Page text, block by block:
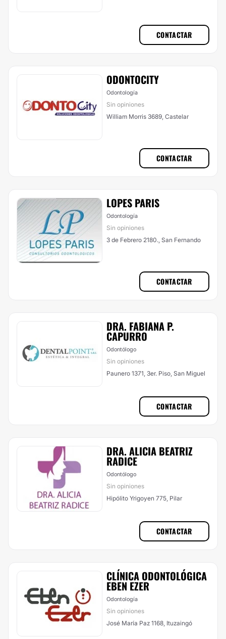
CONTACTAR
ODONTOCITY
Odontología
Sin opiniones
William Morris 3689, Castelar
CONTACTAR
LOPES PARIS
Odontología
Sin opiniones
3 de Febrero 2180., San Fernando
CONTACTAR
DRA. FABIANA P.
CAPURRO
Odontólogo
Sin opiniones
Paunero 1371, 3er. Piso, San Miguel
CONTACTAR
DRA. ALICIA BEATRIZ
RADICE
Odontólogo
Sin opiniones
Hipólito Yrigoyen 775, Pilar
CONTACTAR
CLÍNICA ODONTOLÓGICA
EBEN EZER
Odontología
Sin opiniones
José María Paz 1168, Ituzaingó